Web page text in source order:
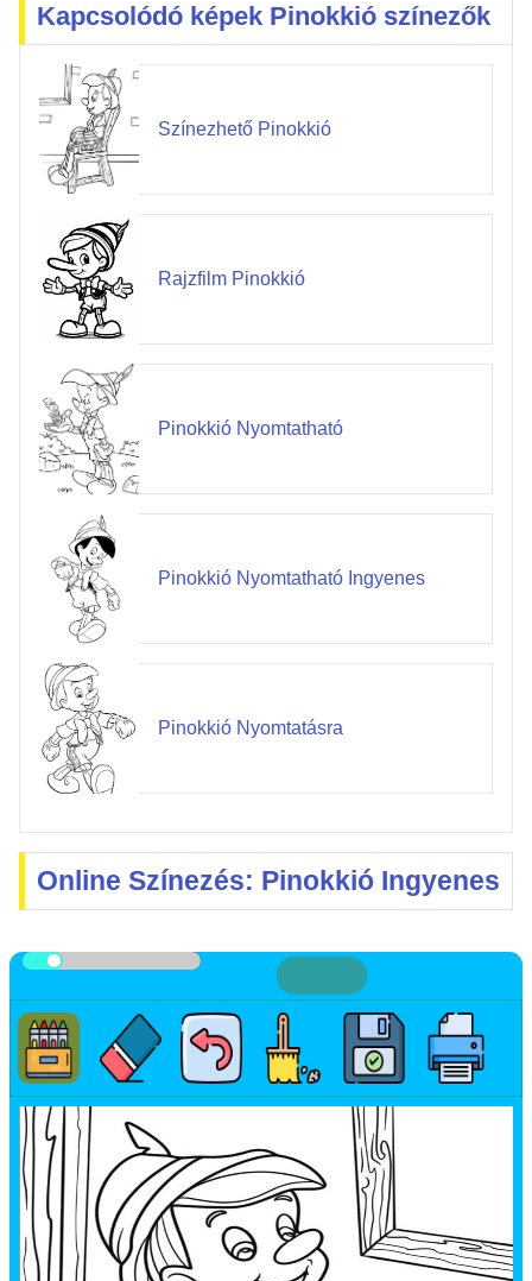
Kapcsolódó képek Pinokkió színezők
Színezhető Pinokkió
Rajzfilm Pinokkió
Pinokkió Nyomtatható
Pinokkió Nyomtatható Ingyenes
Pinokkió Nyomtatásra
Online Színezés: Pinokkió Ingyenes